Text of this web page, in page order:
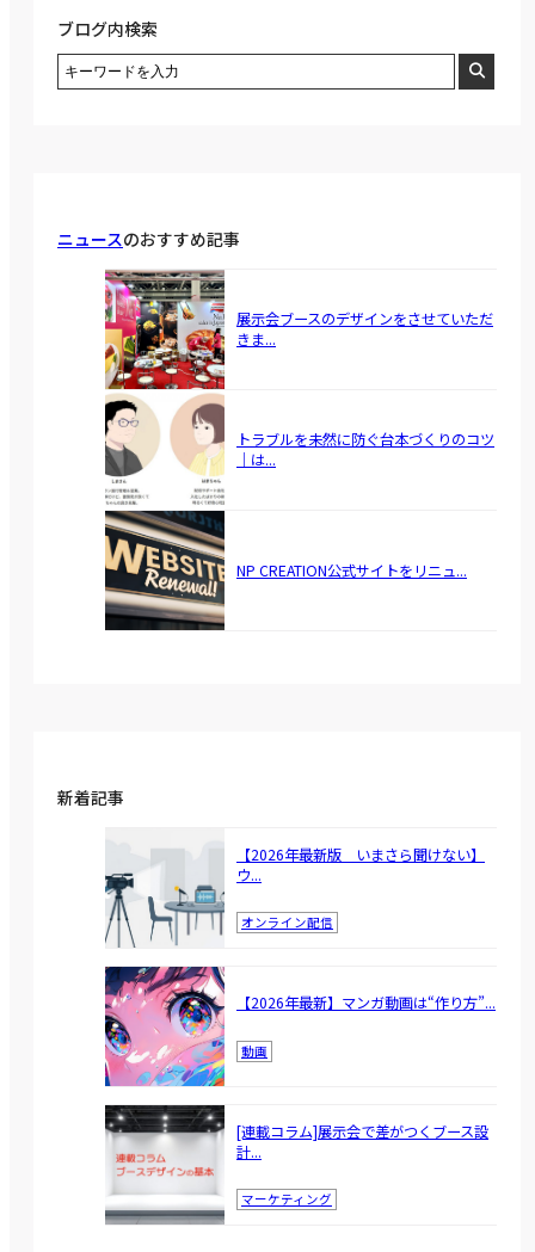
ブログ内検索
ニュースのおすすめ記事
展示会ブースのデザインをさせていただ
きま...
トラブルを未然に防ぐ台本づくりのコツ
｜は...
NP CREATION公式サイトをリニュ...
新着記事
【2026年最新版 いまさら聞けない】
ウ...
オンライン配信
【2026年最新】マンガ動画は“作り方”...
動画
[連載コラム]展示会で差がつくブース設
計...
マーケティング